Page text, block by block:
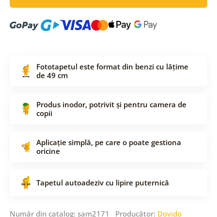
Fototapetul este format din benzi cu lățime
de 49 cm
Produs inodor, potrivit și pentru camera de
copii
Aplicație simplă, pe care o poate gestiona
oricine
Tapetul autoadeziv cu lipire puternică
Număr din catalog: sam2171 Producător: Dovido